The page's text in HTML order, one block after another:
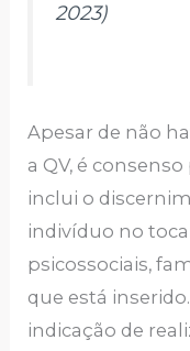
2023)
Apesar de não
a QV, é
inclui o
indivíduo no
psicossociais,
que está
indicação de